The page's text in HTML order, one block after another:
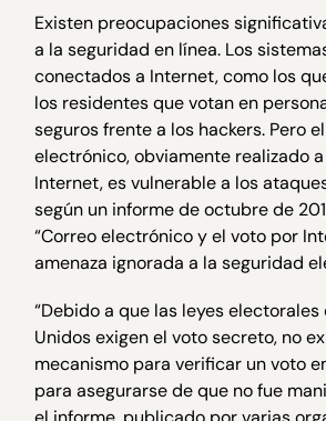
Existen preocupaciones
a la seguridad en línea. Los
conectados a Internet, como los
los residentes que votan en
seguros frente a los hackers. Pero
electrónico, obviamente realizado
Internet, es vulnerable a los
según un informe de octubre de
“Correo electrónico y el voto por
amenaza ignorada a la seguridad
“Debido a que las leyes electorales
Unidos exigen el voto secreto, no
mecanismo para verificar un voto
para asegurarse de que no fue